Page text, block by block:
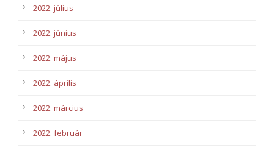
2022. július
2022. június
2022. május
2022. április
2022. március
2022. február